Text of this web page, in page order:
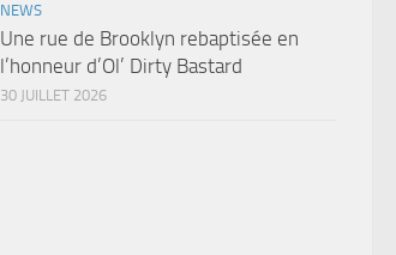
NEWS
Une rue de Brooklyn rebaptisée en
l’honneur d’Ol’ Dirty Bastard
30 JUILLET 2026